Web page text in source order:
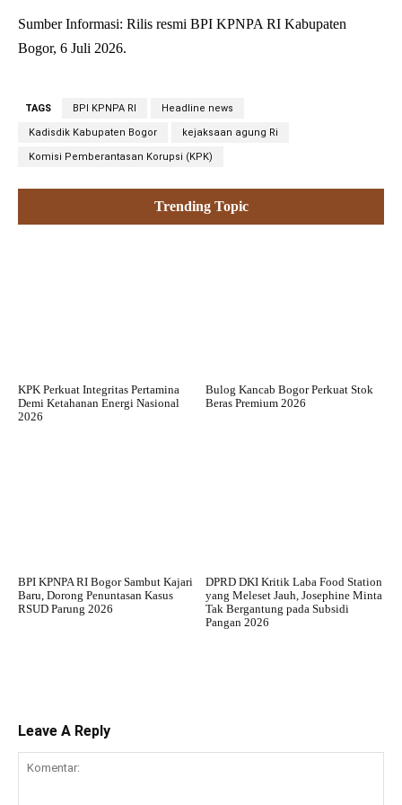
Sumber Informasi: Rilis resmi BPI KPNPA RI Kabupaten
Bogor, 6 Juli 2026.
TAGS BPI KPNPA RI Headline news
Kadisdik Kabupaten Bogor kejaksaan agung Ri
Komisi Pemberantasan Korupsi (KPK)
Trending Topic
KPK Perkuat Integritas Pertamina
Demi Ketahanan Energi Nasional
2026
Bulog Kancab Bogor Perkuat Stok
Beras Premium 2026
BPI KPNPA RI Bogor Sambut Kajari
Baru, Dorong Penuntasan Kasus
RSUD Parung 2026
DPRD DKI Kritik Laba Food Station
yang Meleset Jauh, Josephine Minta
Tak Bergantung pada Subsidi
Pangan 2026
Leave A Reply